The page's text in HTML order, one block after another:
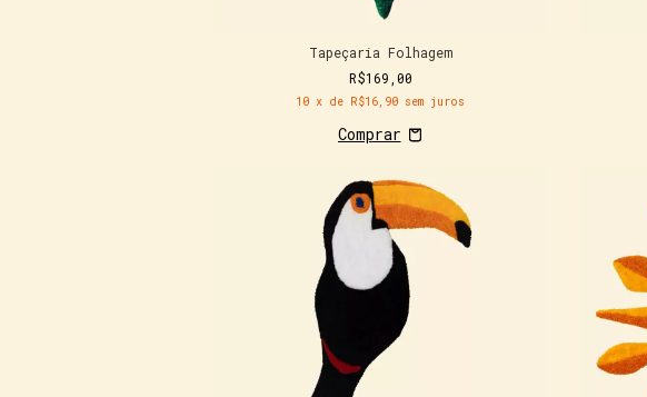
Tapeçaria Folhagem
R$169,00
10 x de R$16,90 sem juros